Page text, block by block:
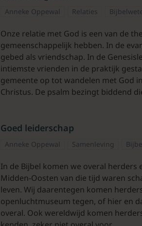
Anneke Oppewal Relaties
Onze relatie met God is een van de
gemeenschappelijk hebben. In de
gebed als vriendschap. In de
intiemste vrienden in de praktijk
gemeente op tot wandelen met God
Christus. De psalm bezingt biddend
Goed leiderschap
Anneke Oppewal Samenleving
In de Bijbel komen we overal
Midden-Oosten van die tijd waren
leven. Wij daarentegen komen
openluchtmuseum tegen, of hier en
overal. Ook wereldwijd komen